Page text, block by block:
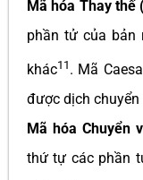
Mã hóa Thay thế
phần tử của bản
khác11 . Mã
được dịch
Mã hóa Chuyển
thứ tự các phần